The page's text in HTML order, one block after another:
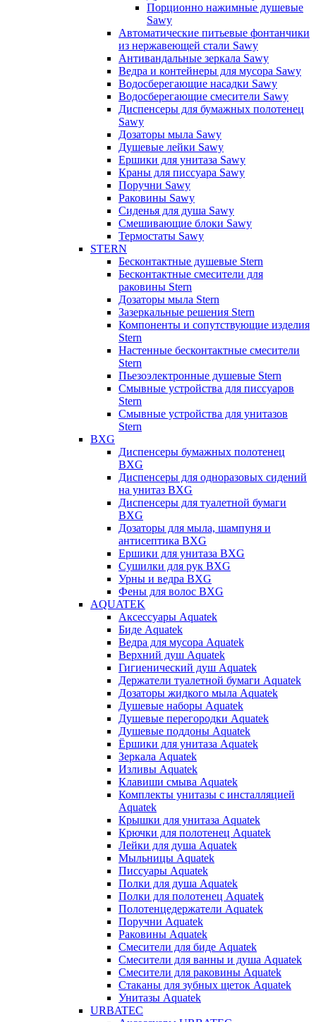
Порционно нажимные душевые
Sawy
Автоматические питьевые фонтанчики
из нержавеющей стали Sawy
Антивандальные зеркала Sawy
Ведра и контейнеры для мусора Sawy
Водосберегающие насадки Sawy
Водосберегающие смесители Sawy
Диспенсеры для бумажных полотенец
Sawy
Дозаторы мыла Sawy
Душевые лейки Sawy
Ершики для унитаза Sawy
Краны для писсуара Sawy
Поручни Sawy
Раковины Sawy
Сиденья для душа Sawy
Смешивающие блоки Sawy
Термостаты Sawy
STERN
Бесконтактные душевые Stern
Бесконтактные смесители для
раковины Stern
Дозаторы мыла Stern
Зазеркальные решения Stern
Компоненты и сопутствующие изделия
Stern
Настенные бесконтактные смесители
Stern
Пьезоэлектронные душевые Stern
Смывные устройства для писсуаров
Stern
Смывные устройства для унитазов
Stern
BXG
Диспенсеры бумажных полотенец
BXG
Диспенсеры для одноразовых сидений
на унитаз BXG
Диспенсеры для туалетной бумаги
BXG
Дозаторы для мыла, шампуня и
антисептика BXG
Ершики для унитаза BXG
Сушилки для рук BXG
Урны и ведра BXG
Фены для волос BXG
AQUATEK
Аксессуары Aquatek
Биде Aquatek
Ведра для мусора Aquatek
Верхний душ Aquatek
Гигиенический душ Aquatek
Держатели туалетной бумаги Aquatek
Дозаторы жидкого мыла Aquatek
Душевые наборы Aquatek
Душевые перегородки Aquatek
Душевые поддоны Aquatek
Ёршики для унитаза Aquatek
Зеркала Aquatek
Изливы Aquatek
Клавиши смыва Aquatek
Комплекты унитазы с инсталляцией
Aquatek
Крышки для унитаза Aquatek
Крючки для полотенец Aquatek
Лейки для душа Aquatek
Мыльницы Aquatek
Писсуары Aquatek
Полки для душа Aquatek
Полки для полотенец Aquatek
Полотенцедержатели Aquatek
Поручни Aquatek
Раковины Aquatek
Смесители для биде Aquatek
Смесители для ванны и душа Aquatek
Смесители для раковины Aquatek
Стаканы для зубных щеток Aquatek
Унитазы Aquatek
URBATEC